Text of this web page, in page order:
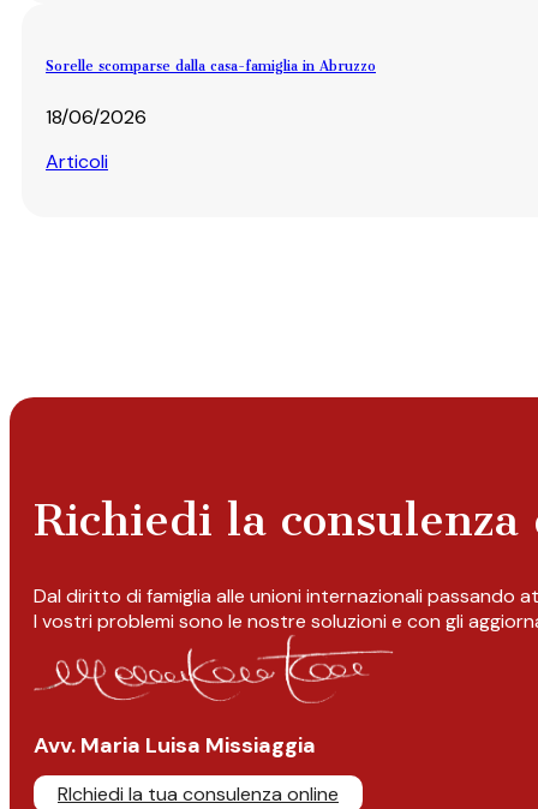
Sorelle scomparse dalla casa-famiglia in Abruzzo
18/06/2026
Articoli
Richiedi la
Dal diritto di famiglia alle unioni internazionali passando
I vostri problemi sono le nostre soluzioni e con gli
Avv. Maria Luisa Missiaggia
RIchiedi la tua consulenza online